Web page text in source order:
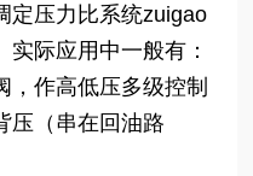
定压力比系统zuigao
际应用中一般有：
，作高低压多级控制
压（串在回油路